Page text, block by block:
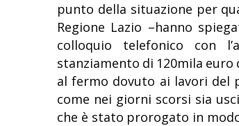
punto della situazione per
Regione Lazio –hanno
colloquio telefonico con
stanziamento di 120mila
al fermo dovuto ai lavori del
come nei giorni scorsi sia
che è stato prorogato in